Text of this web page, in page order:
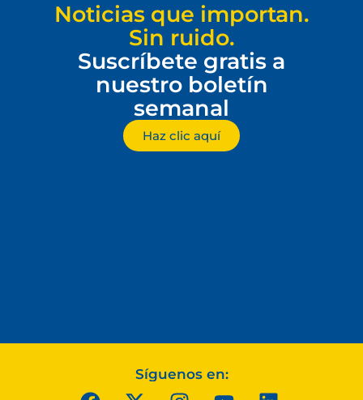
Noticias que importan.
Sin ruido.
Suscríbete gratis a
nuestro boletín
semanal
Haz clic aquí
Síguenos en: